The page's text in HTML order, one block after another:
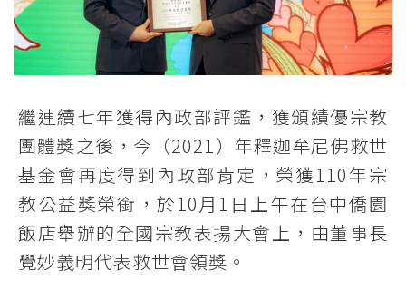
繼連續七年獲得內政部評鑑，獲頒績優宗教
團體獎之後，今（2021）年釋迦牟尼佛救世
基金會再度得到內政部肯定，榮獲110年宗
教公益獎榮銜，於10月1日上午在台中僑園
飯店舉辦的全國宗教表揚大會上，由董事長
覺妙義明代表救世會領獎。